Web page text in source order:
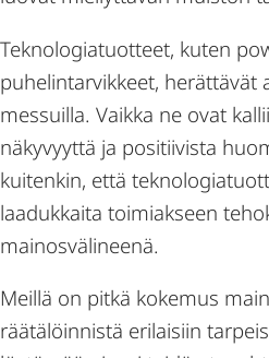
Teknologiatuotteet, kuten
puhelintarvikkeet, herättävät
messuilla. Vaikka ne ovat
näkyvyyttä ja positiivista
kuitenkin, että
laadukkaita toimiakseen
mainosvälineenä.
Meillä on pitkä kokemus
räätälöinnistä erilaisiin